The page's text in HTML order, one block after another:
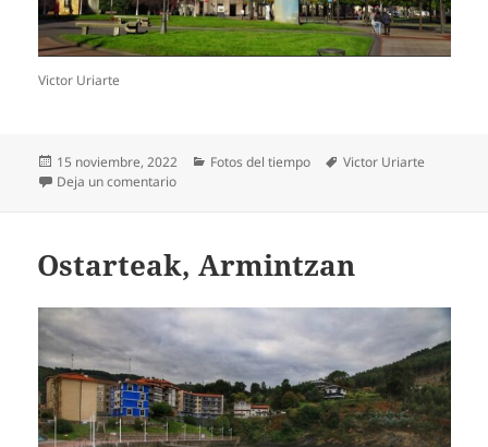
Victor Uriarte
Publicado
el
15 noviembre, 2022 Categorías
Fotos del tiempo Etiquetas
Victor Uriarte
Deja un comentarioen Ostarteak, Bilbon
Ostarteak, Armintzan